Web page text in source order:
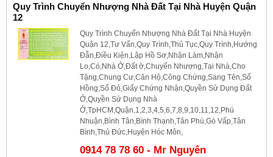
Quy Trình Chuyển Nhượng Nhà Đất Tại Nhà Huyện Quận
12
Quy Trình Chuyển Nhượng Nhà Đất Tại Nhà Huyện
Quận 12,Tư Vấn,Quy Trình,Thủ Tục,Quy Trình,Hướng
Đẫn,Điều Kiện,Lập Hồ Sơ,Nhận Làm,Nhận
Lo,Có,Nhà Ở,Đất ở,Chuyển Nhượng,Tại Nhà,Cho
Tặng,Chung Cư,Căn Hộ,Công Chứng,Sang Tên,Sổ
Hồng,Sổ Đỏ,Giấy Chứng Nhận,Quyền Sử Dụng Đất
Ở,Quyền Sử Dụng Nhà
Ở,TpHCM,Quận,1,2,3,4,5,6,7,8,9,10,11,12,Phú
Nhuận,Bình Tân,Bình Thạnh,Tân Phú,Gò Vấp,Tân
Bình,Thủ Đức,Huyện Hóc Môn,
0914 78 78 60 - Mr Nguyên